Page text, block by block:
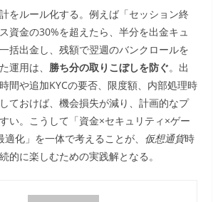
をルール化する。例えば「セッション終
資金の30%を超えたら、半分を出金キュ
括出金し、残額で翌週のバンクロールを
運用は、 勝ち分の取りこぼしを防ぐ。出
間や追加KYCの要否、限度額、内部処理時
ておけば、機会損失が減り、計画的なプ
い。こうして「資金×セキュリティ×ゲー
化」を一体で考えることが、 仮想通貨時
的に楽しむための実践解となる。